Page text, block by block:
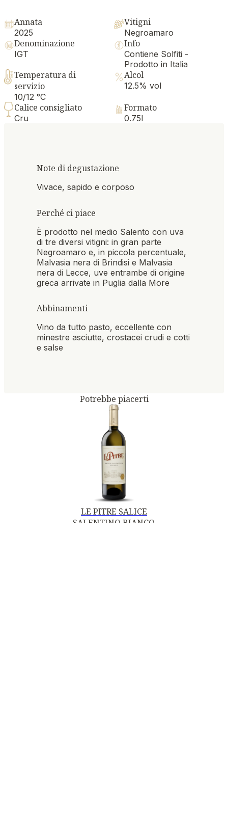
Annata
2025
Vitigni
Negroamaro
Denominazione
IGT
Info
Contiene Solfiti -
Prodotto in Italia
Temperatura di
servizio
10/12 °C
Alcol
12.5% vol
Calice consigliato
Cru
Formato
0.75l
Note di degustazione
Vivace, sapido e corposo
Perché ci piace
È prodotto nel medio Salento con uva
di tre diversi vitigni: in gran parte
Negroamaro e, in piccola percentuale,
Malvasia nera di Brindisi e Malvasia
nera di Lecce, uve entrambe di origine
greca arrivate in Puglia dalla More
Abbinamenti
Vino da tutto pasto, eccellente con
minestre asciutte, crostacei crudi e cotti
e salse
Potrebbe piacerti
LE PITRE SALICE
SALENTINO BIANCO